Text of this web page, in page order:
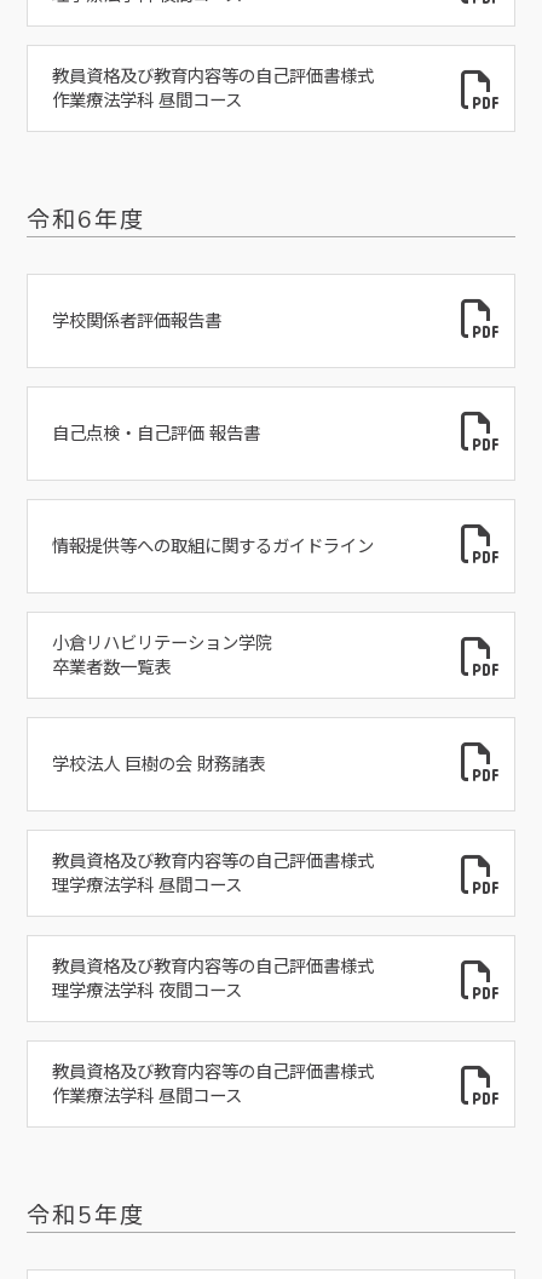
教員資格及び教育内容等の自己評価書様式
作業療法学科 昼間コース
令和6年度
学校関係者評価報告書
自己点検・自己評価 報告書
情報提供等への取組に関するガイドライン
小倉リハビリテーション学院
卒業者数一覧表
学校法人 巨樹の会 財務諸表
教員資格及び教育内容等の自己評価書様式
理学療法学科 昼間コース
教員資格及び教育内容等の自己評価書様式
理学療法学科 夜間コース
教員資格及び教育内容等の自己評価書様式
作業療法学科 昼間コース
令和5年度